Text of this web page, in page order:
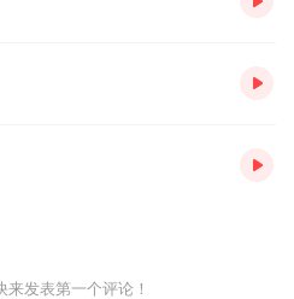
来发表第一个评论！